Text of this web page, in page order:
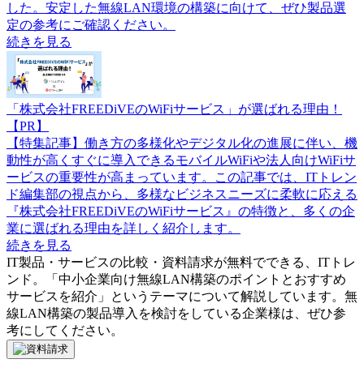
した。安定した無線LAN環境の構築に向けて、ぜひ製品選
定の参考にご確認ください。
続きを見る
「株式会社FREEDiVEのWiFiサービス」が選ばれる理由！
【PR】
【特集記事】働き方の多様化やデジタル化の進展に伴い、機
動性が高くすぐに導入できるモバイルWiFiや法人向けWiFiサ
ービスの重要性が高まっています。この記事では、ITトレン
ド編集部の視点から、多様なビジネスニーズに柔軟に応える
『株式会社FREEDiVEのWiFiサービス』の特徴と、多くの企
業に選ばれる理由を詳しく紹介します。
続きを見る
IT製品・サービスの比較・資料請求が無料でできる、ITトレ
ンド。「 中小企業向け無線LAN構築のポイントとおすすめ
サービスを紹介 」というテーマについて解説しています。 無
線LAN構築の製品導入を検討をしている企業様は、ぜひ参
考にしてください。